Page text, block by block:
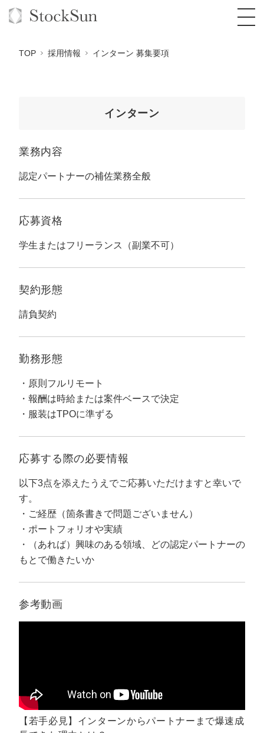
社内コンペ
クレーム窓口
ん』
定額制営業代行『カリトルくん』
定額制採用代行・RPO『トルトルくん』
ん』
定額LINE運用代行『LINEマキトルくん』
オリジナルサービス
拡散付1日密着動画制作『まるごと社長』
1本無料で記事を制作『SEOトライアル』
定額制LP制作・改善『最強LP』
採用YouTubeチャンネル構築『トリトル』
お役立ち資料
料金表
オンラインサロン
道場TOP
動画編集
エンジニア
広告運用
YouTubeディレクター
年収エージェント
会社概要・役員紹介
ミッション・ビジョン・バリュー
認定パートナー
営業
インターン
正社員
マーケマネージャー
カスタマーサクセスマネージャー
常勤監査役
内部監査室長
TOP 採用情報 インターン 募集要項
インターン
業務内容
認定パートナーの補佐業務全般
応募資格
学生またはフリーランス（副業不可）
契約形態
請負契約
勤務形態
原則フルリモート
報酬は時給または案件ベースで決定
服装はTPOに準ずる
応募する際の必要情報
以下3点を添えたうえでご応募いただけますと幸いで
す。
ご経歴（箇条書きで問題ございません）
ポートフォリオや実績
（あれば）興味のある領域、どの認定パートナーの
もとで働きたいか
参考動画
【若手必見】インターンからパートナーまで爆速成